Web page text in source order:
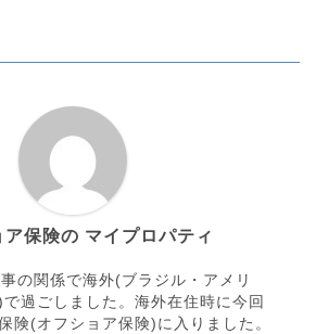
ア保険の マイプロパティ
の関係で海外(ブラジル・アメリ
過ごしました。海外在住時に今回
険(オフショア保険)に入りました。